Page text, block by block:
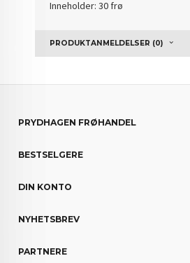
Inneholder: 30 frø
PRODUKTANMELDELSER (0)
PRYDHAGEN FRØHANDEL
BESTSELGERE
DIN KONTO
NYHETSBREV
PARTNERE